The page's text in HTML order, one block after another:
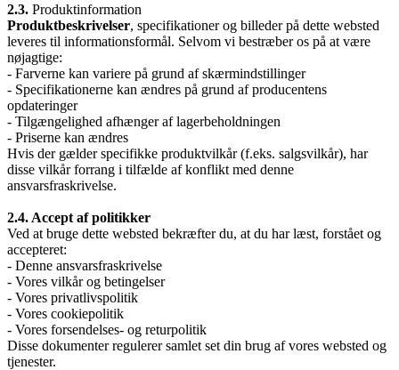
2.3. Produktinformation
Produktbeskrivelser, specifikationer og billeder på dette websted
leveres til informationsformål. Selvom vi bestræber os på at være
nøjagtige:
- Farverne kan variere på grund af skærmindstillinger
- Specifikationerne kan ændres på grund af producentens
opdateringer
- Tilgængelighed afhænger af lagerbeholdningen
- Priserne kan ændres
Hvis der gælder specifikke produktvilkår (f.eks. salgsvilkår), har
disse vilkår forrang i tilfælde af konflikt med denne
ansvarsfraskrivelse.
2.4. Accept af politikker
Ved at bruge dette websted bekræfter du, at du har læst, forstået og
accepteret:
- Denne ansvarsfraskrivelse
- Vores vilkår og betingelser
- Vores privatlivspolitik
- Vores cookiepolitik
- Vores forsendelses- og returpolitik
Disse dokumenter regulerer samlet set din brug af vores websted og
tjenester.